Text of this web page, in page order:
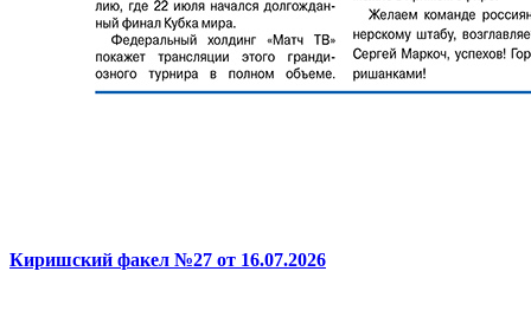
Киришский факел №27 от 16.07.2026